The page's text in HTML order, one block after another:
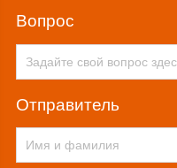
вопрос
Отправитель